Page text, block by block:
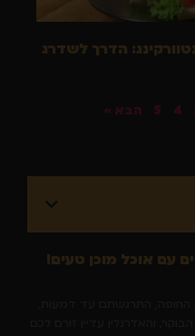
הדרך לשדרג
4
5 הבא »
עם אוכל מוכן טעים!